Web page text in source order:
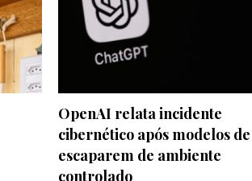
OpenAI relata incidente
cibernético após modelos
escaparem de ambiente
controlado